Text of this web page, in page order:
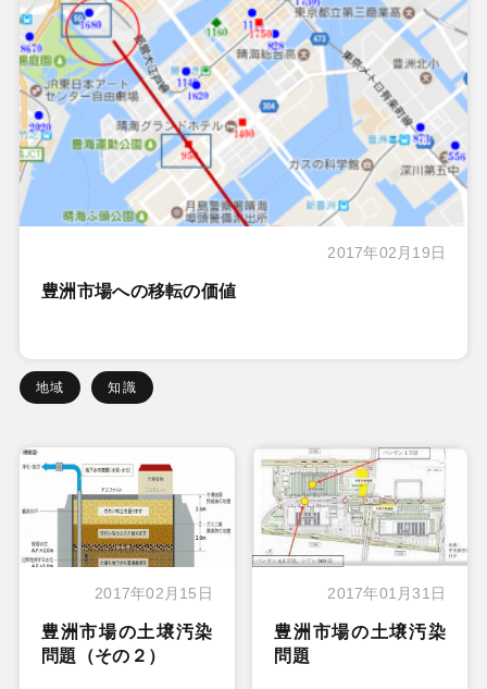
2017年02月19日
豊洲市場への移転の価値
地域 知識
2017年02月15日
豊洲市場の土壌汚染
問題（その２）
2017年01月31日
豊洲市場の土壌汚染
問題